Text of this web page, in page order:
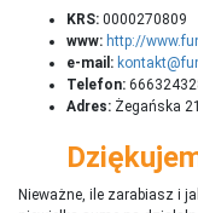
KRS: 0000270809
www: http://
e-mail:
Telefon:
Adres: Żegańska
Nieważne, ile zarabiasz i